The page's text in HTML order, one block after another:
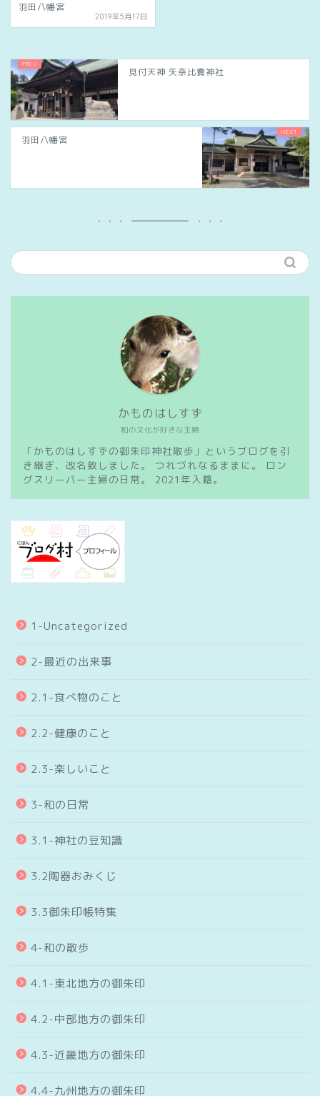
羽田八幡宮
2019年5月17日
見付天神 矢奈比賣神社
羽田八幡宮
和の文化が好きな主婦
かものはしすず
「かものはしすずの御朱印神社散歩」というブログを引
き継ぎ、改名致しました。 つれづれなるままに。 ロン
グスリーパー主婦の日常。 2021年入籍。
1-Uncategorized
2-最近の出来事
2.1-食べ物のこと
2.2-健康のこと
2.3-楽しいこと
3-和の日常
3.1-神社の豆知識
3.2陶器おみくじ
3.3御朱印帳特集
4-和の散歩
4.1-東北地方の御朱印
4.2-中部地方の御朱印
4.3-近畿地方の御朱印
4.4-九州地方の御朱印